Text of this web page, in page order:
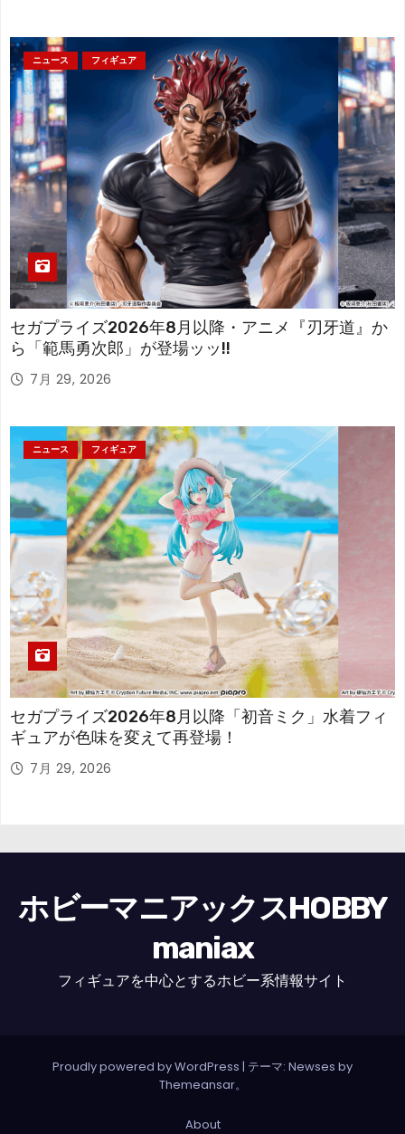
ニュース フィギュア
セガプライズ2026年8月以降・アニメ『刃牙道』か
ら「範馬勇次郎」が登場ッッ!!
7月 29, 2026
ニュース フィギュア
セガプライズ2026年8月以降「初音ミク」水着フィ
ギュアが色味を変えて再登場！
7月 29, 2026
ホビーマニアックスHOBBY
maniax
フィギュアを中心とするホビー系情報サイト
Proudly powered by WordPress | テーマ: Newses by
Themeansar。
About